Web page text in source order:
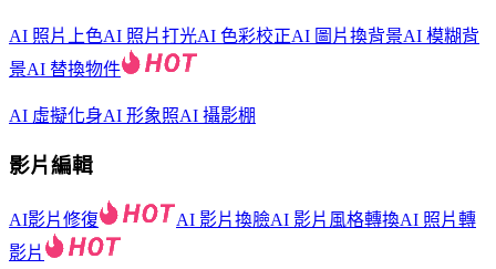
AI 照片上色AI 照片打光AI 色彩校正AI 圖片換背景AI 模糊背
景AI 替換物件
AI 虛擬化身AI 形象照AI 攝影棚
影片編輯
AI影片修復 AI 影片換臉AI 影片風格轉換AI 照片轉
影片